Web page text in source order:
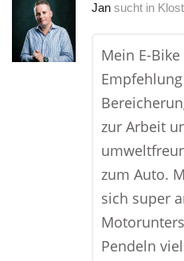
Jan sucht in
Mein E-
zur Arbeit
zum Auto.
sich super
Pendeln